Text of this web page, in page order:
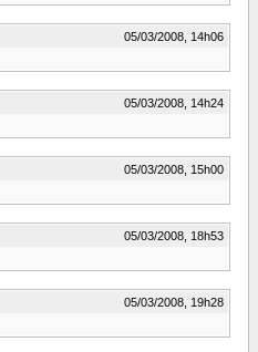
05/03/2008, 14h06
05/03/2008, 14h24
05/03/2008, 15h00
05/03/2008, 18h53
05/03/2008, 19h28